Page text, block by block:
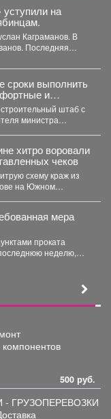
на
Каграманов. В
Последняя
сроки выполнить
и
будущих мам
штаб с
министра
хитро воровали
чеков
схему краж из
мера
проката
неделю,
компонентов
500 руб.
- ГРУЗОПЕРЕВОЗКИ